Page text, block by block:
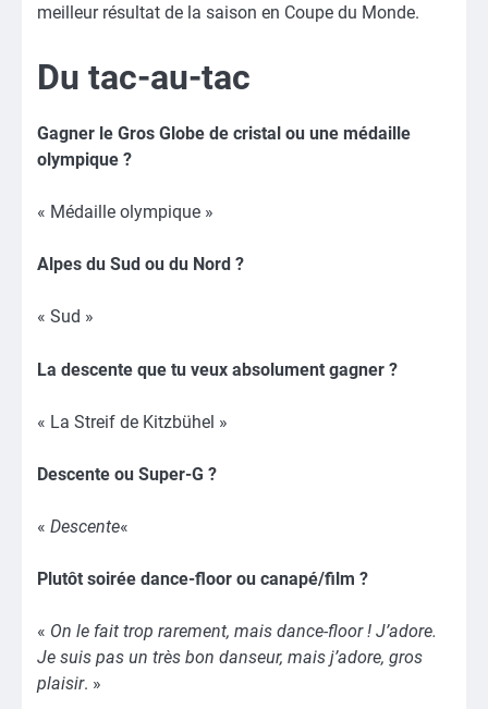
meilleur résultat de la saison en Coupe du Monde.
Du tac-au-tac
Gagner le Gros Globe de cristal ou une médaille
olympique ?
« Médaille olympique »
Alpes du Sud ou du Nord ?
« Sud »
La descente que tu veux absolument gagner ?
« La Streif de Kitzbühel »
Descente ou Super-G ?
« Descente«
Plutôt soirée dance-floor ou canapé/film ?
« On le fait trop rarement, mais dance-floor ! J’adore.
Je suis pas un très bon danseur, mais j’adore, gros
plaisir. »